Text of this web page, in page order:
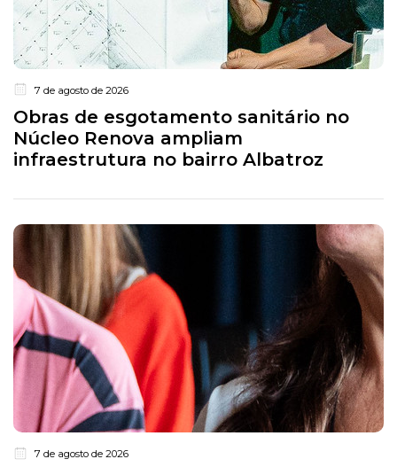
7 de agosto de 2026
Obras de esgotamento sanitário no
Núcleo Renova ampliam
infraestrutura no bairro Albatroz
7 de agosto de 2026